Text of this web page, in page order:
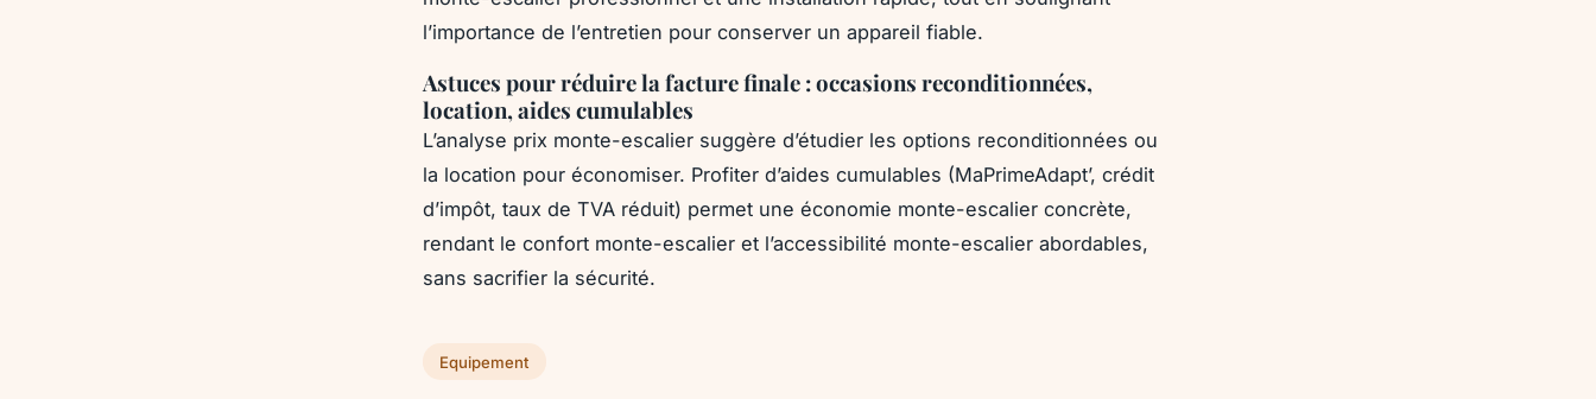
l’importance de l’entretien pour conserver un appareil fiable.
Astuces pour réduire la facture finale : occasions reconditionnées,
location, aides cumulables
L’analyse prix monte-escalier suggère d’étudier les options reconditionnées ou
la location pour économiser. Profiter d’aides cumulables (MaPrimeAdapt’, crédit
d’impôt, taux de TVA réduit) permet une économie monte-escalier concrète,
rendant le confort monte-escalier et l’accessibilité monte-escalier abordables,
sans sacrifier la sécurité.
Equipement